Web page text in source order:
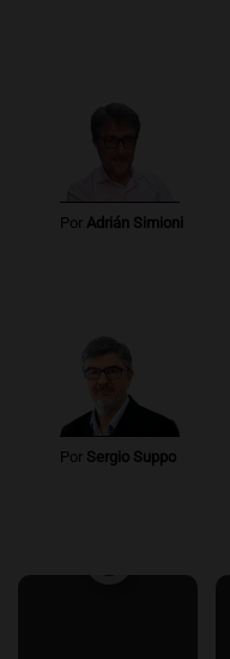
Por Adrián Simioni
Por Sergio Suppo